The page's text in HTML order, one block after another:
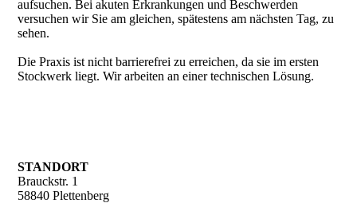
aufsuchen. Bei akuten Erkrankungen und Beschwerden
versuchen wir Sie am gleichen, spätestens am nächsten Tag, zu
sehen.
Die Praxis ist nicht barrierefrei zu erreichen, da sie im ersten
Stockwerk liegt. Wir arbeiten an einer technischen Lösung.
STANDORT
Brauckstr. 1
58840 Plettenberg